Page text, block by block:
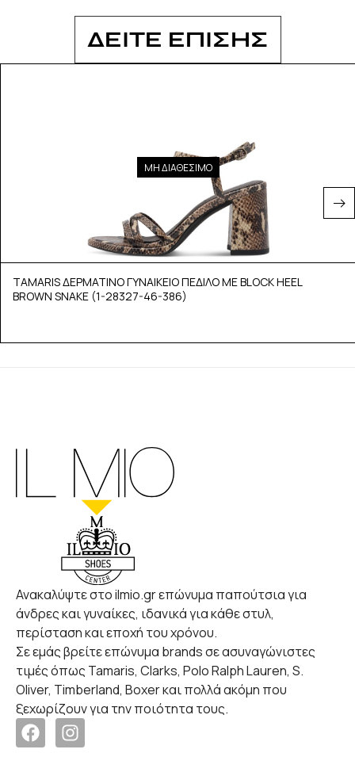
ΔΕΙΤΕ ΕΠΙΣΗΣ
ΜΗ ΔΙΑΘΕΣΙΜΟ
TAMARIS ΔΕΡΜΑΤΙΝΟ ΓΥΝΑΙΚΕΙΟ ΠΕΔΙΛΟ ΜΕ BLOCK HEEL
BROWN SNAKE (1-28327-46-386)
Ανακαλύψτε στο ilmio.gr επώνυμα παπούτσια για
άνδρες και γυναίκες, ιδανικά για κάθε στυλ,
περίσταση και εποχή του χρόνου.
Σε εμάς βρείτε επώνυμα brands σε ασυναγώνιστες
τιμές όπως Tamaris, Clarks, Polo Ralph Lauren, S.
Oliver, Timberland, Boxer και πολλά ακόμη που
ξεχωρίζουν για την ποιότητα τους.